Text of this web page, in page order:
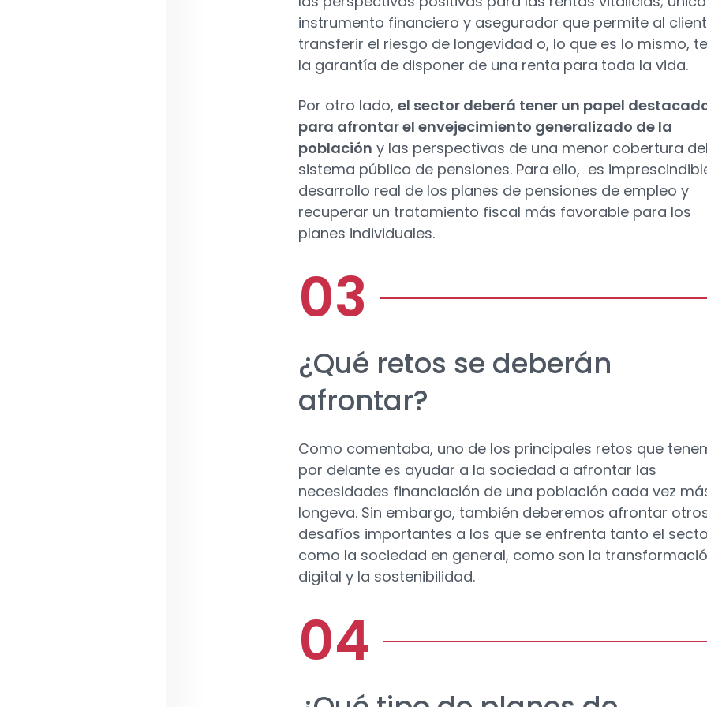
instrumento financiero y asegurador que permite al
transferir el riesgo de longevidad o, lo que es lo mismo,
la garantía de disponer de una renta para toda la vida.
Por otro lado, el sector deberá tener un papel
para afrontar el envejecimiento generalizado de la
población y las perspectivas de una menor cobertura del
sistema público de pensiones. Para ello, es
desarrollo real de los planes de pensiones de empleo y
recuperar un tratamiento fiscal más favorable para los
planes individuales.
¿Qué retos se deberán
afrontar?
Como comentaba, uno de los principales retos que
por delante es ayudar a la sociedad a afrontar las
necesidades financiación de una población cada vez
longeva. Sin embargo, también deberemos afrontar
desafíos importantes a los que se enfrenta tanto el
como la sociedad en general, como son la
digital y la sostenibilidad.